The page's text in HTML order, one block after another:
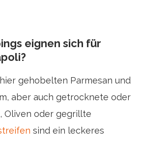
eignen sich für
gehobelten Parmesan und
aber auch getrocknete oder
Oliven oder gegrillte
sind ein leckeres